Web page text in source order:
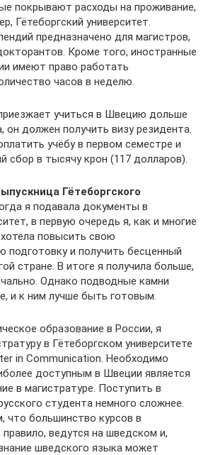
покрывают расходы на проживание,
Гётеборгский университет.
предназначено для магистров,
Кроме того, иностранные
имеют право работать
часов в неделю.
учиться в Швецию дольше
он должен получить визу резидента.
учёбу в первом семестре и
сбор в тысячу крон (117 долларов).
Гётеборгского
я подавала документы в
в первую очередь я, как и многие
повысить свою
подготовку и получить бесценный
стране. В итоге я получила больше,
Однако подводные камни
и к ним лучше быть готовым.
образование в России, я
в Гётеборгском университете
in Communication. Необходимо
доступным в Швеции является
в магистратуре. Поступить в
студента немного сложнее.
что большинство курсов в
правило, ведутся на шведском и,
шведского языка может